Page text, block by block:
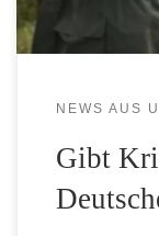
NEWS AUS
Gibt